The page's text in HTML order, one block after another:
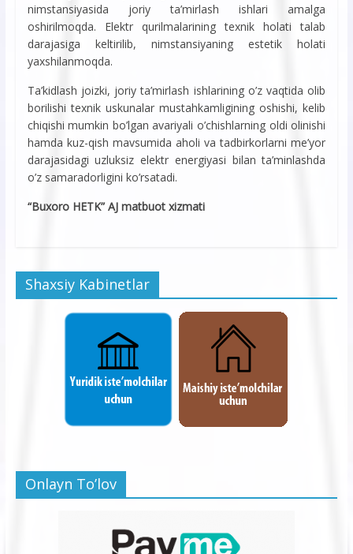
nimstansiyasida joriy ta’mirlash ishlari amalga
oshirilmoqda. Elektr qurilmalarining texnik holati talab
darajasiga keltirilib, nimstansiyaning estetik holati
yaxshilanmoqda.
Ta’kidlash joizki, joriy ta’mirlash ishlarining o’z vaqtida olib
borilishi texnik uskunalar mustahkamligining oshishi, kelib
chiqishi mumkin bo’lgan avariyali o’chishlarning oldi olinishi
hamda kuz-qish mavsumida aholi va tadbirkorlarni me’yor
darajasidagi uzluksiz elektr energiyasi bilan ta’minlashda
o’z samaradorligini ko’rsatadi.
“Buxoro HETK” AJ matbuot xizmati
Shaxsiy Kabinetlar
Onlayn To’lov